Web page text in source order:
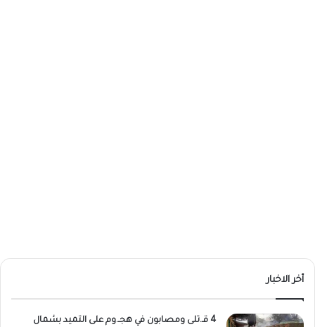
أخر الاخبار
4 قـ.تلى ومصابون في هجـ.وم على التميد بشمال